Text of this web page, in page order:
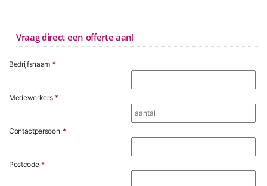
Vraag direct een offerte aan!
Bedrijfsnaam *
Medewerkers *
Contactpersoon *
Postcode *